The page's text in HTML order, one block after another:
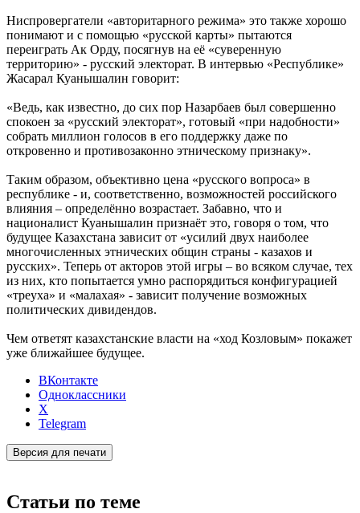
Ниспровергатели «авторитарного режима» это также хорошо
понимают и с помощью «русской карты» пытаются
переиграть Ак Орду, посягнув на её «суверенную
территорию» - русский электорат. В интервью «Республике»
Жасарал Куанышалин говорит:
«Ведь, как известно, до сих пор Назарбаев был совершенно
спокоен за «русский электорат», готовый «при надобности»
собрать миллион голосов в его поддержку даже по
откровенно и противозаконно этническому признаку».
Таким образом, объективно цена «русского вопроса» в
республике - и, соответственно, возможностей российского
влияния – определённо возрастает. Забавно, что и
националист Куанышалин признаёт это, говоря о том, что
будущее Казахстана зависит от «усилий двух наиболее
многочисленных этнических общин страны - казахов и
русских». Теперь от акторов этой игры – во всяком случае, тех
из них, кто попытается умно распорядиться конфигурацией
«треуха» и «малахая» - зависит получение возможных
политических дивидендов.
Чем ответят казахстанские власти на «ход Козловым» покажет
уже ближайшее будущее.
ВКонтакте
Одноклассники
X
Telegram
Версия для печати
Статьи по теме